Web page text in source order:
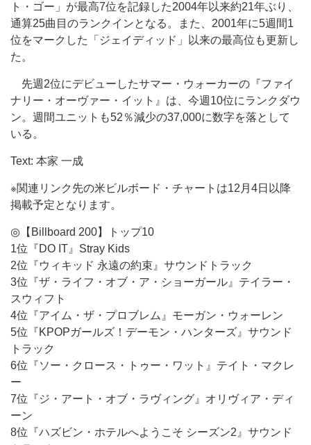
ト・ゴー」が最高7位を記録した2004年以来約21年ぶり、
通算25曲目のランクインとなる。また、2001年に5週間1
位をマークした「ジェイディッド」以来の最高位も更新し
た。
先週2位にデビューしたサマー・ウォーカーの『ファイ
ナリー・オーヴァー・イット』は、今週10位にランクダウ
ン。週間ユニットも52％減少の37,000に数字を落として
いる。
Text: 本家 一成
※関連リンク先の米ビルボード・チャートは12月4日以降
掲載予定となります。
◎【Billboard 200】トップ10
1位『DO IT』Stray Kids
2位『ウィキッド 永遠の約束』サウンドトラック
3位『ザ・ライフ・オブ・ア・ショーガール』テイラー・
スウィフト
4位『アイム・ザ・プロブレム』モーガン・ウォーレン
5位『KPOPガールズ！デーモン・ハンターズ』サウンド
トラック
6位『ソー・クロース・トゥー・ワット』テイト・マクレ
ー
7位『ジ・アート・オブ・ラヴィング』オリヴィア・ディ
ーン
8位『ハズビン・ホテルへようこそ シーズン2』サウンド